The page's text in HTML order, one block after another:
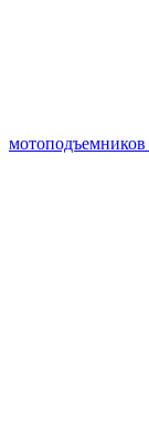
мотоподъемников